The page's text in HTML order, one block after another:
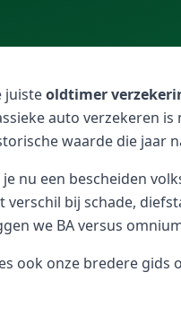
juisteoldtimer
auto verzekeren
waarde die jaar
je nu een bescheiden
verschil bij schade,
we BA versus
ook onze bredere gids